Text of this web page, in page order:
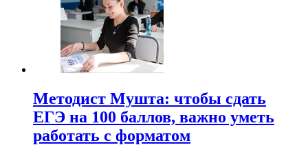
Методист Мушта: чтобы сдать
ЕГЭ на 100 баллов, важно уметь
работать с форматом